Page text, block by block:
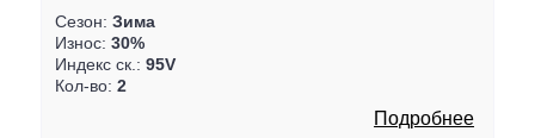
Сезон: Зима
Износ: 30%
Индекс ск.: 95V
Кол-во: 2
Подробнее